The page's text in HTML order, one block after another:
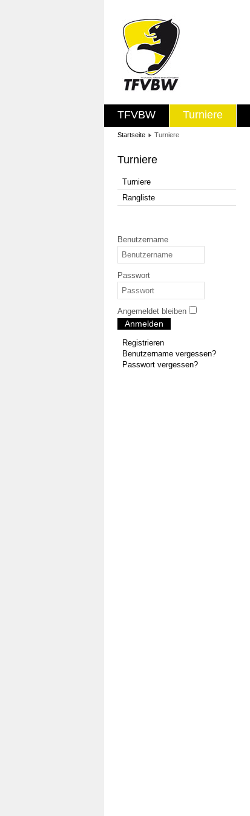
TFVBW Turniere
Startseite Turniere
Turniere
Turniere
Rangliste
Benutzername
Passwort
Angemeldet bleiben
Anmelden
Registrieren
Benutzername vergessen?
Passwort vergessen?